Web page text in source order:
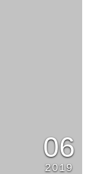
06
2019